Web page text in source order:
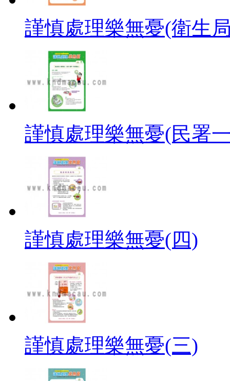
謹慎處理樂無憂(衛生
謹慎處理樂無憂(民署
謹慎處理樂無憂(四)
謹慎處理樂無憂(三)